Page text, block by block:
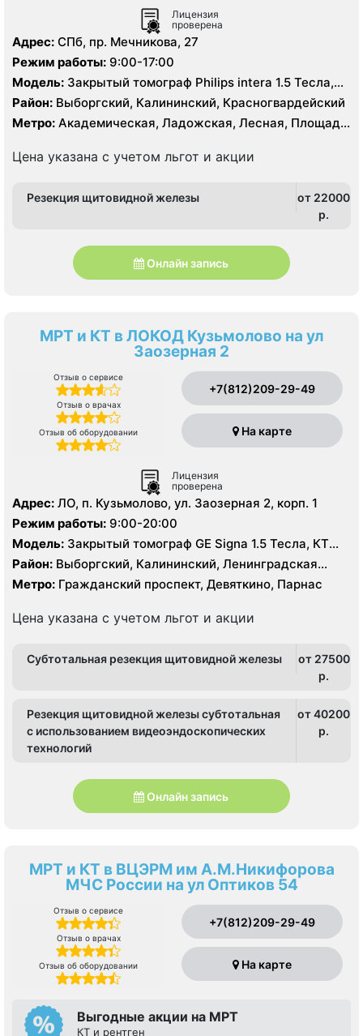
Лицензия
проверена
Адрес: СПб, пр. Мечникова, 27
Режим работы: 9:00-17:00
Модель: Закрытый томограф Philips intera 1.5 Тесла,
КТ Siemens Somatom Emotion 16 срезов
Район: Выборгский, Калининский, Красногвардейский
Метро: Академическая, Ладожская, Лесная, Площадь
Цена указана с учетом льгот и акции
Резекция щитовидной железы
от 22000
p.
Онлайн запись
МРТ и КТ в ЛОКОД Кузьмолово на ул
Заозерная 2
Отзыв о сервисе
Отзыв о врачах
Отзыв об оборудовании
+7(812)209-29-49
На карте
Лицензия
проверена
Адрес: ЛО, п. Кузьмолово, ул. Заозерная 2, корп. 1
Режим работы: 9:00-20:00
Модель: Закрытый томограф GE Signa 1.5 Тесла, КТ
Siemens Somatom 16 срезов
Район: Выборгский, Калининский, Ленинградская
область
Метро: Гражданский проспект, Девяткино, Парнас
Цена указана с учетом льгот и акции
Субтотальная резекция щитовидной железы
от 27500
p.
Резекция щитовидной железы субтотальная
с использованием видеоэндоскопических
технологий
от 40200
p.
Онлайн запись
МРТ и КТ в ВЦЭРМ им А.М.Никифорова
МЧС России на ул Оптиков 54
Отзыв о сервисе
Отзыв о врачах
Отзыв об оборудовании
+7(812)209-29-49
На карте
Выгодные акции на МРТ
КТ и рентген